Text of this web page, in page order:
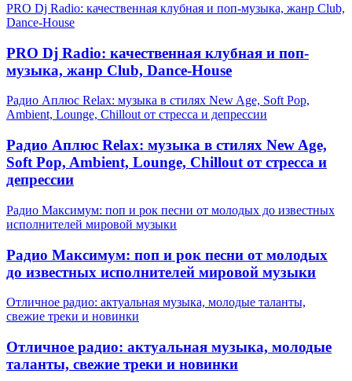
PRO Dj Radio: качественная клубная и поп-музыка, жанр Club,
Dance-House
PRO Dj Radio: качественная клубная и поп-
музыка, жанр Club, Dance-House
Радио Аплюс Relax: музыка в стилях New Age, Soft Pop,
Ambient, Lounge, Chillout от стресса и депрессии
Радио Аплюс Relax: музыка в стилях New Age,
Soft Pop, Ambient, Lounge, Chillout от стресса и
депрессии
Радио Максимум: поп и рок песни от молодых до известных
исполнителей мировой музыки
Радио Максимум: поп и рок песни от молодых
до известных исполнителей мировой музыки
Отличное радио: актуальная музыка, молодые таланты,
свежие треки и новинки
Отличное радио: актуальная музыка, молодые
таланты, свежие треки и новинки